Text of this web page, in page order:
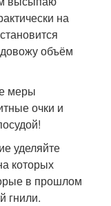
на
объём
меры
очки и
уделяйте
которых
в прошлом
гнили.